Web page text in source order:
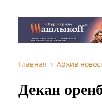
Главная Архив
Декан